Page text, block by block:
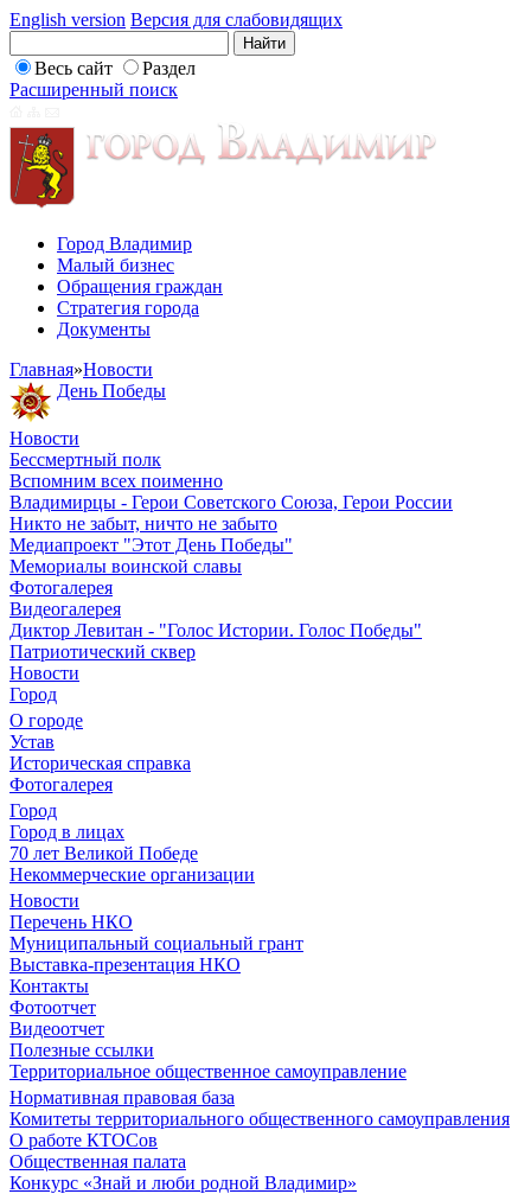
English version Версия для слабовидящих
Весь сайт
Раздел
Расширенный поиск
Город Владимир
Малый бизнес
Обращения граждан
Стратегия города
Документы
Главная»Новости
День Победы
Новости
Бессмертный полк
Вспомним всех поименно
Владимирцы - Герои Советского Союза, Герои России
Никто не забыт, ничто не забыто
Медиапроект "Этот День Победы"
Мемориалы воинской славы
Фотогалерея
Видеогалерея
Диктор Левитан - "Голос Истории. Голос Победы"
Патриотический сквер
Новости
Город
О городе
Устав
Историческая справка
Фотогалерея
Город
Город в лицах
70 лет Великой Победе
Некоммерческие организации
Новости
Перечень НКО
Муниципальный социальный грант
Выставка-презентация НКО
Контакты
Фотоотчет
Видеоотчет
Полезные ссылки
Территориальное общественное самоуправление
Нормативная правовая база
Комитеты территориального общественного самоуправления
О работе КТОСов
Общественная палата
Конкурс «Знай и люби родной Владимир»